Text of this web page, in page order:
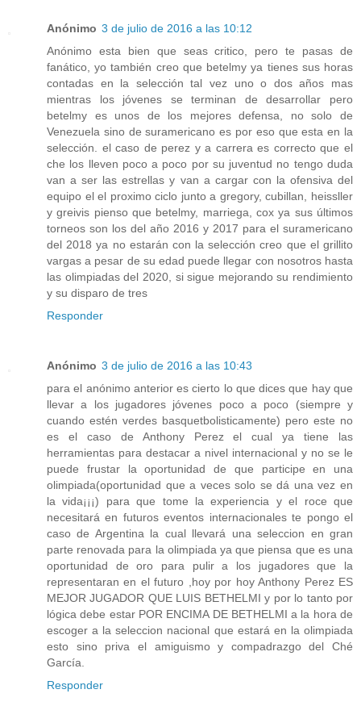
Anónimo 3 de julio de 2016 a las 10:12
Anónimo esta bien que seas critico, pero te pasas de
fanático, yo también creo que betelmy ya tienes sus horas
contadas en la selección tal vez uno o dos años mas
mientras los jóvenes se terminan de desarrollar pero
betelmy es unos de los mejores defensa, no solo de
Venezuela sino de suramericano es por eso que esta en la
selección. el caso de perez y a carrera es correcto que el
che los lleven poco a poco por su juventud no tengo duda
van a ser las estrellas y van a cargar con la ofensiva del
equipo el el proximo ciclo junto a gregory, cubillan, heissller
y greivis pienso que betelmy, marriega, cox ya sus últimos
torneos son los del año 2016 y 2017 para el suramericano
del 2018 ya no estarán con la selección creo que el grillito
vargas a pesar de su edad puede llegar con nosotros hasta
las olimpiadas del 2020, si sigue mejorando su rendimiento
y su disparo de tres
Responder
Anónimo 3 de julio de 2016 a las 10:43
para el anónimo anterior es cierto lo que dices que hay que
llevar a los jugadores jóvenes poco a poco (siempre y
cuando estén verdes basquetbolisticamente) pero este no
es el caso de Anthony Perez el cual ya tiene las
herramientas para destacar a nivel internacional y no se le
puede frustar la oportunidad de que participe en una
olimpiada(oportunidad que a veces solo se dá una vez en
la vida¡¡¡) para que tome la experiencia y el roce que
necesitará en futuros eventos internacionales te pongo el
caso de Argentina la cual llevará una seleccion en gran
parte renovada para la olimpiada ya que piensa que es una
oportunidad de oro para pulir a los jugadores que la
representaran en el futuro ,hoy por hoy Anthony Perez ES
MEJOR JUGADOR QUE LUIS BETHELMI y por lo tanto por
lógica debe estar POR ENCIMA DE BETHELMI a la hora de
escoger a la seleccion nacional que estará en la olimpiada
esto sino priva el amiguismo y compadrazgo del Ché
García.
Responder